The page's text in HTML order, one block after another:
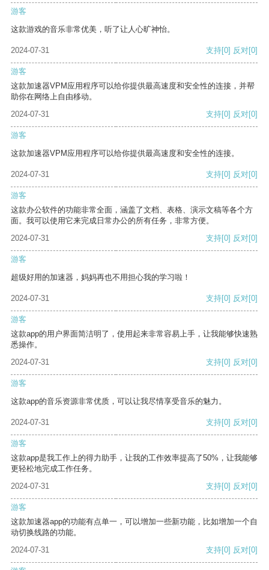
游客
这款游戏的音乐非常优美，听了让人心旷神怡。
2024-07-31 支持[0] 反对[0]
游客
这款加速器VPM应用程序可以给你提供最高速度和安全性的连接，并帮
助你在网络上自由移动。
2024-07-31
支持[0] 反对[0]
游客
这款加速器VPM应用程序可以给你提供最高速度和安全性的连接。
2024-07-31 支持[0] 反对[0]
游客
这款办公软件的功能非常全面，涵盖了文档、表格、演示文稿等各个方
面。我可以使用它来完成日常办公的所有任务，非常方便。
2024-07-31
支持[0] 反对[0]
游客
超级好用的加速器，妈妈再也不用担心我的学习啦！
2024-07-31 支持[0] 反对[0]
游客
这款app的用户界面简洁明了，使用起来非常容易上手，让我能够快速熟
悉操作。
2024-07-31
支持[0] 反对[0]
游客
这款app的音乐资源非常优质，可以让我尽情享受音乐的魅力。
2024-07-31 支持[0] 反对[0]
游客
这款app是我工作上的得力助手，让我的工作效率提高了50%，让我能够
更轻松地完成工作任务。
2024-07-31
支持[0] 反对[0]
游客
这款加速器app的功能有点单一，可以增加一些新功能，比如增加一个自
动切换线路的功能。
2024-07-31
支持[0] 反对[0]